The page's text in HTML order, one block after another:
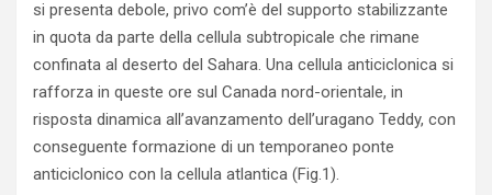
si presenta debole, privo com’è del supporto stabilizzante
in quota da parte della cellula subtropicale che rimane
confinata al deserto del Sahara. Una cellula anticiclonica si
rafforza in queste ore sul Canada nord-orientale, in
risposta dinamica all’avanzamento dell’uragano Teddy, con
conseguente formazione di un temporaneo ponte
anticiclonico con la cellula atlantica (Fig.1).